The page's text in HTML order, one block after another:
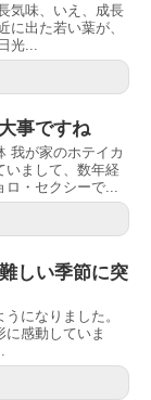
気味、いえ、成長
に出た若い葉が、
光...
事ですね
我が家のホテイカ
いまして、数年経
・セクシーで...
しい季節に突
になりました。
感動していま